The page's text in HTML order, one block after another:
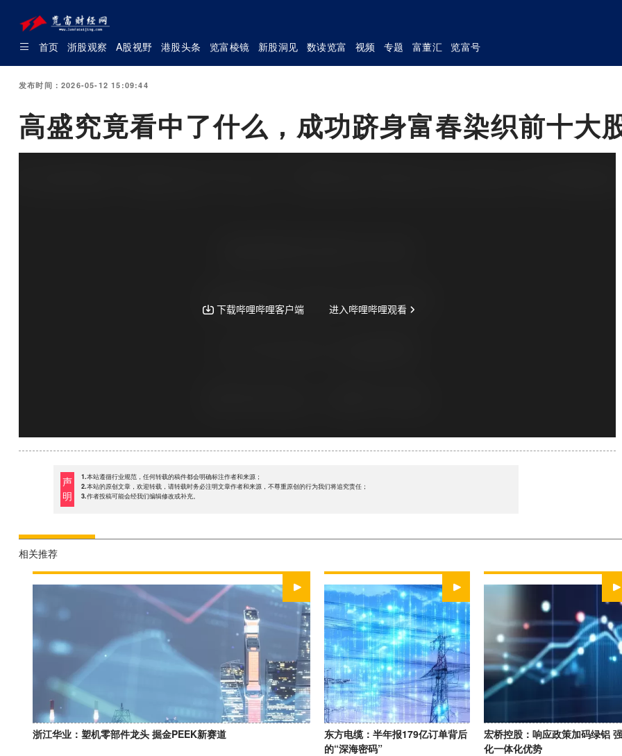
首页 浙股观察 A股视野 港股头条 览富棱镜 新股洞见 数读览富 视频 专题 富董汇 览富号
发布时间：2026-05-12 15:09:44
高盛究竟看中了什么，成功跻身富春染织前十大
声
明
1.本站遵循行业规范，任何转载的稿件都会明确标注作者和来源；
2.本站的原创文章，欢迎转载，请转载时务必注明文章作者和来源，不尊重原创的行为我们将追究责任；
3.作者投稿可能会经我们编辑修改或补充。
相关推荐
浙江华业：塑机零部件龙头 掘金PEEK新赛道
WATCH NOW
东方电缆：半年报179亿订单背后
的“深海密码”
WATCH NOW
宏桥控股：响应政策加码绿铝 强
化一体化优势
WATCH NOW